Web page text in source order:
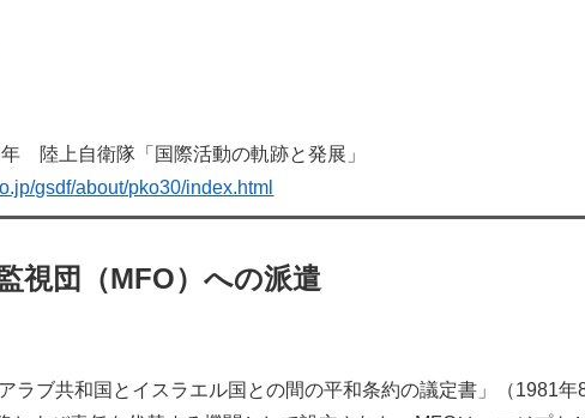
陸上自衛隊「国際活動の軌跡と発展」
gsdf/about/pko30/index.html
視団（MFO）への派遣
ラブ共和国とイスラエル国との間の平和条約の議定書」（1981